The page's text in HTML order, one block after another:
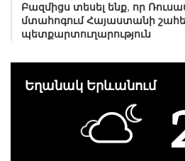
Բազմիցս տեսել ենք, որ
մտահոգում Հայաստանի
պետքարտուղարություն
Եղանակ Երևանում